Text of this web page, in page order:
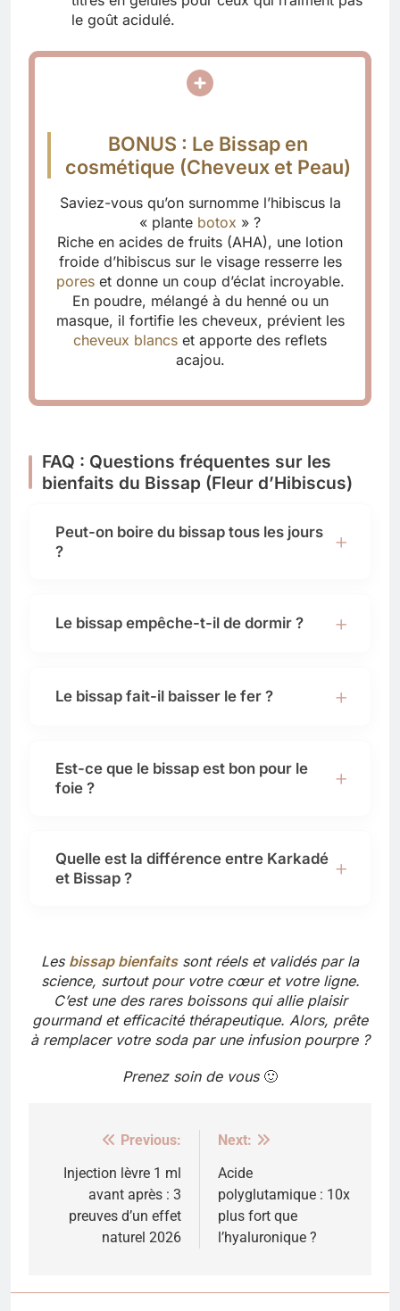
le goût acidulé.
BONUS : Le Bissap en
cosmétique (Cheveux et Peau)
Saviez-vous qu’on surnomme l’hibiscus la
« plante botox » ?
Riche en acides de fruits (AHA), une lotion
froide d’hibiscus sur le visage resserre les
poreset donne un coup d’éclat incroyable.
En poudre, mélangé à du henné ou un
masque, il fortifie les cheveux, prévient les
cheveux blancs et apporte des reflets
acajou.
FAQ : Questions fréquentes sur les
bienfaits du Bissap (Fleur d’Hibiscus)
Peut-on boire du bissap tous les jours
?
Le bissap empêche-t-il de dormir ?
Le bissap fait-il baisser le fer ?
Est-ce que le bissap est bon pour le
foie ?
Quelle est la différence entre Karkadé
et Bissap ?
Les bissap bienfaitssont réels et validés par la
science, surtout pour votre cœur et votre ligne.
C’est une des rares boissons qui allie plaisir
gourmand et efficacité thérapeutique. Alors, prête
à remplacer votre soda par une infusion pourpre ?
Prenez soin de vous🙂
Navigation
de
l’article
Previous:
Injection lèvre 1 ml
avant après : 3
preuves d’un effet
naturel 2026
Next:
Acide
polyglutamique : 10x
plus fort que
l’hyaluronique ?